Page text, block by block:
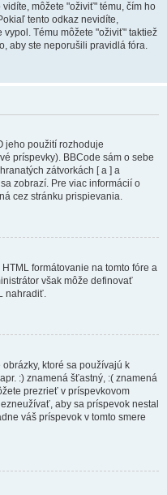
môžete "oživiť" tému, čím ho
tento odkaz nevidíte,
Tému môžete "oživiť" taktiež
aby ste neporušili pravidlá fóra.
jeho použití rozhoduje
príspevky). BBCode sám o sebe
zátvorkách [ a ] a
zobrazí. Pre viac informácií o
cez stránku prispievania.
formátovanie na tomto fóre a
však môže definovať
nahradiť.
ktoré sa používajú k
:) znamená šťastný, :( znamená
prezrieť v príspevkovom
aby sa príspevok nestal
váš príspevok v tomto smere